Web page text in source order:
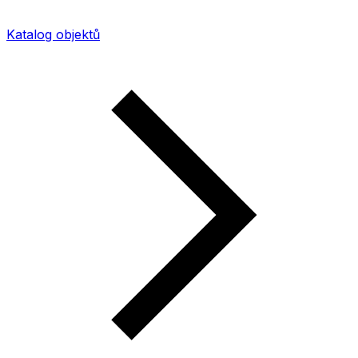
Katalog objektů